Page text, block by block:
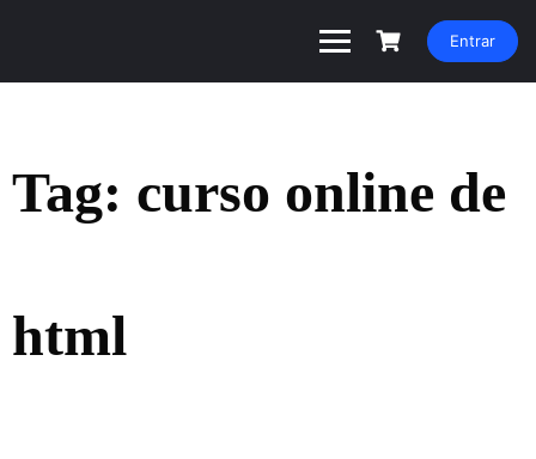
Entrar
Tag: curso online de
html